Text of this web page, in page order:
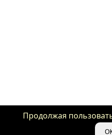
Продолжая
даете нам свое